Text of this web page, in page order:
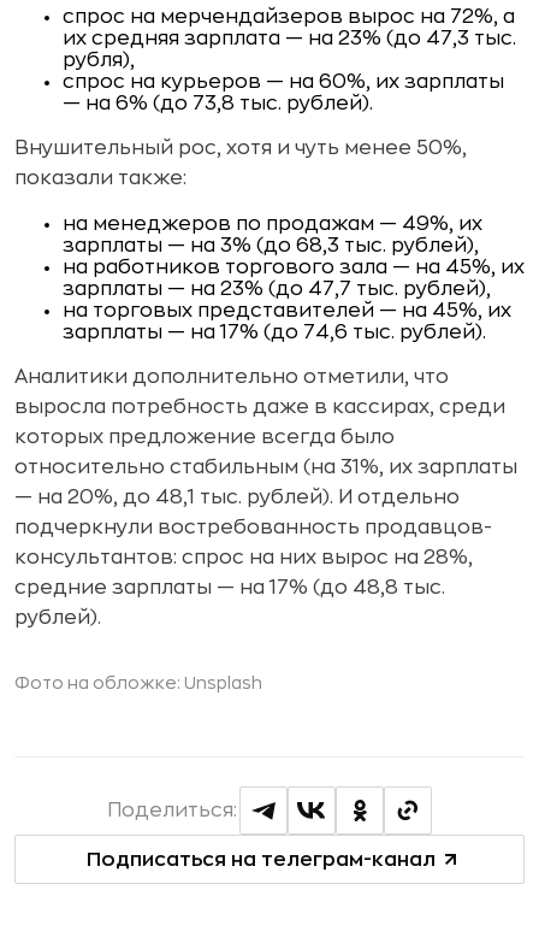
спрос на мерчендайзеров вырос на 72%, а
их средняя зарплата — на 23% (до 47,3 тыс.
рубля),
спрос на курьеров — на 60%, их зарплаты
— на 6% (до 73,8 тыс. рублей).
Внушительный рос, хотя и чуть менее 50%,
показали также:
на менеджеров по продажам — 49%, их
зарплаты — на 3% (до 68,3 тыс. рублей),
на работников торгового зала — на 45%, их
зарплаты — на 23% (до 47,7 тыс. рублей),
на торговых представителей — на 45%, их
зарплаты — на 17% (до 74,6 тыс. рублей).
Аналитики дополнительно отметили, что
выросла потребность даже в кассирах, среди
которых предложение всегда было
относительно стабильным (на 31%, их зарплаты
— на 20%, до 48,1 тыс. рублей). И отдельно
подчеркнули востребованность продавцов-
консультантов: спрос на них вырос на 28%,
средние зарплаты — на 17% (до 48,8 тыс.
рублей).
Фото на обложке: Unsplash
Подписаться на телеграм-канал
Поделиться: